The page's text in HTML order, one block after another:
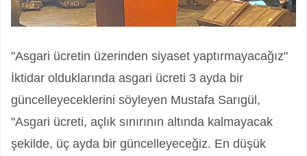
"Asgari ücretin üzerinden siyaset yaptırmayacağız"
İktidar olduklarında asgari ücreti 3 ayda bir
güncelleyeceklerini söyleyen Mustafa Sarıgül,
"Asgari ücreti, açlık sınırının altında kalmayacak
şekilde, üç ayda bir güncelleyeceğiz. En düşük